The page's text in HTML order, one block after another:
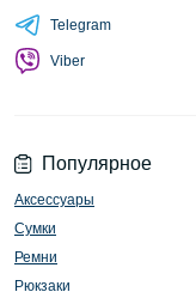
Популярное
Аксессуары
Сумки
Ремни
Рюкзаки
Telegram
Viber